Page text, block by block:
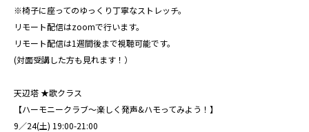
※椅子に座ってのゆっくり丁寧なストレッチ。
リモート配信はzoomで行います。
リモート配信は1週間後まで視聴可能です。
(対面受講した方も見れます！）
天辺塔 ★歌クラス
【ハーモニークラブ〜楽しく発声&ハモってみよう！】
9／24(土) 19:00-21:00